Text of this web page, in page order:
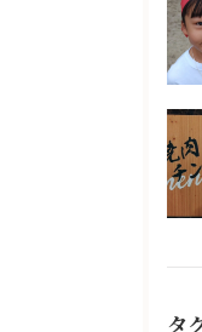
タ